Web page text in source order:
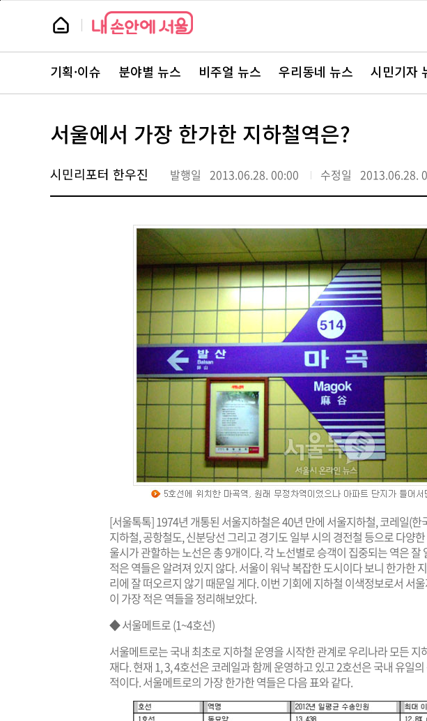
본
뉴
스
뉴
스
주
서
바
로
기획·이슈 분야별 뉴스 비주얼 뉴스 우리동네 뉴스 시민기자
서울에서 가장 한가한 지하철역은?
시민리포터 한우진 발행일 2013.06.28. 00:00 수정일 2013.06.28.
[서울톡톡] 1974년 개통된 서울지하철은 40년 만에 서울지하철, 코레일(한
지하철, 공항철도, 신분당선 그리고 경기도 일부 시의 경전철 등으로 다양
울시가 관할하는 노선은 총 9개이다. 각 노선별로 승객이 집중되는 역은 잘
적은 역들은 알려져 있지 않다. 서울이 워낙 복잡한 도시이다 보니 한가한
리에 잘 떠오르지 않기 때문일 게다. 이번 기회에 지하철 이색정보로서 서
이 가장 적은 역들을 정리해보았다.
◆ 서울메트로 (1~4호선)
서울메트로는 국내 최초로 지하철 운영을 시작한 관계로 우리나라 모든 지
재다. 현재 1, 3, 4호선은 코레일과 함께 운영하고 있고 2호선은 국내 유일
적이다. 서울메트로의 가장 한가한 역들은 다음 표와 같다.
페